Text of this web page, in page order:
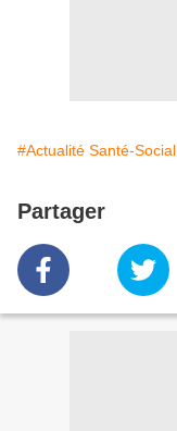
#Actualité Santé-Social
Partager